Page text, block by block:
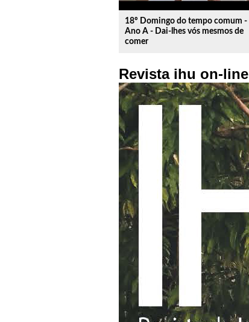
18º Domingo do tempo comum -
Ano A - Dai-lhes vós mesmos de
comer
Revista ihu on-line